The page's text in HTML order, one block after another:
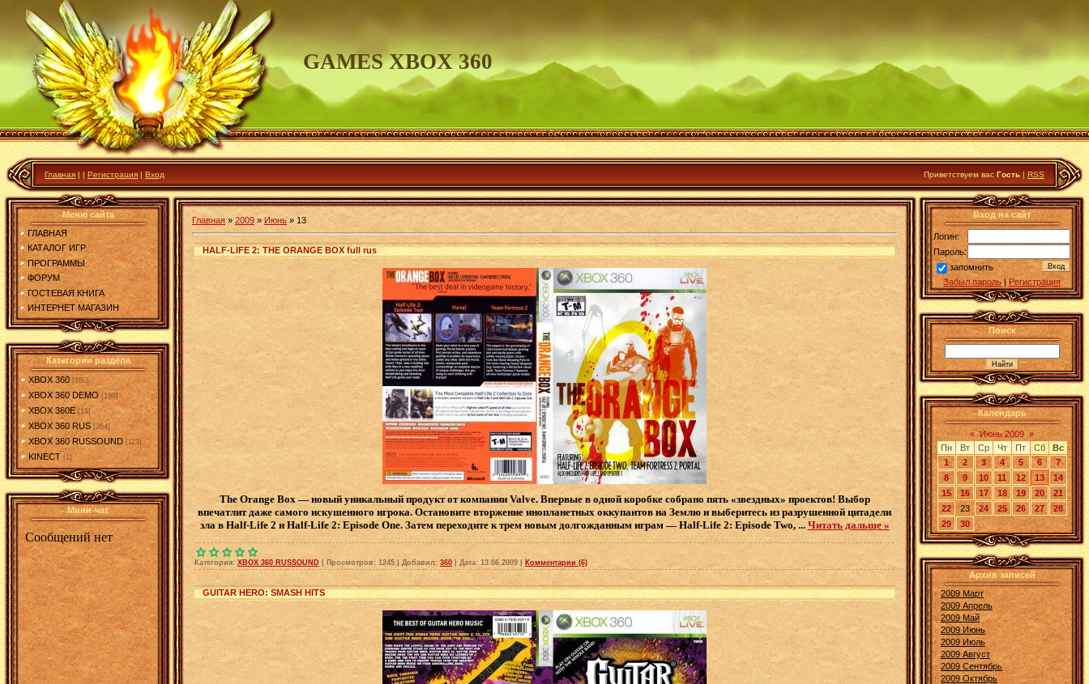
GAMES XBOX 360
Главная | | Регистрация | Вход Приветствуем вас Гость | RSS
Меню сайта
ГЛАВНАЯ
КАТАЛОГ ИГР
ПРОГРАММЫ
ФОРУМ
ГОСТЕВАЯ КНИГА
ИНТЕРНЕТ МАГАЗИН
Категории раздела
XBOX 360 [380]
XBOX 360 DEMO [198]
XBOX 360E [13]
XBOX 360 RUS [264]
XBOX 360 RUSSOUND [113]
KINECT [1]
Мини-чат
Главная » 2009 » Июнь » 13
HALF-LIFE 2: THE ORANGE BOX full rus
The Orange Box — новый уникальный продукт от компании Valve. Впервые в одной коробке собрано пять «звездных» проектов! Выбор
впечатлит даже самого искушенного игрока. Остановите вторжение инопланетных оккупантов на Землю и выберитесь из разрушенной цитадели
зла в Half-Life 2 и Half-Life 2: Episode One. Затем переходите к трем новым долгожданным играм — Half-Life 2: Episode Two, ... Читать дальше »
Категория: XBOX 360 RUSSOUND Просмотров: 1245 Добавил: 360 Дата: 13.06.2009 Комментарии (6)
GUITAR HERO: SMASH HITS
Вход на сайт
Логин:
Пароль:
запомнить
Забыл пароль | Регистрация
Поиск
Календарь
« Июнь 2009 »
Пн
Вт Ср Чт Пт Сб
Вс
1
2 3 4 5 6
7
8
9 10 11 12 13
14
15
16 17 18 19 20
21
22
23 24 25 26 27
28
29
30
Архив записей
2009 Март
2009 Апрель
2009 Май
2009 Июнь
2009 Июль
2009 Август
2009 Сентябрь
2009 Октябрь